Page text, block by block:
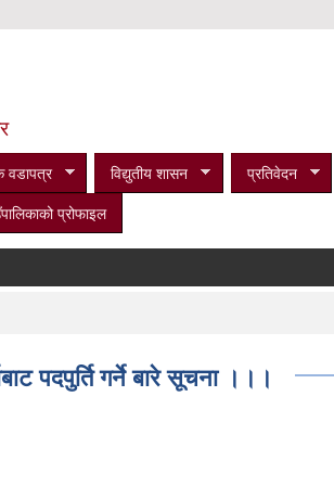
वडापत्र विद्युतीय शासन प्रतिवेदन
प्रोफाइल
पदपुर्ति गर्ने बारे सूचना ।।।